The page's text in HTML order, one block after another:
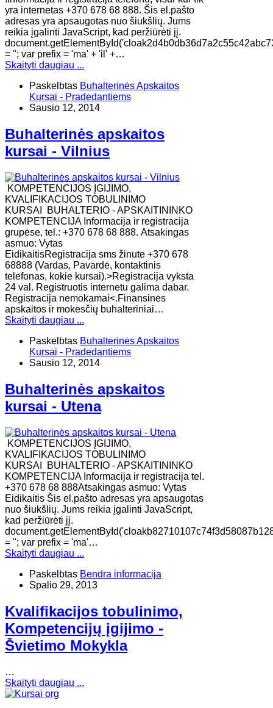
yra internetas +370 678 68 888. Šis el.pašto
adresas yra apsaugotas nuo šiukšlių. Jums
reikia įgalinti JavaScript, kad peržiūrėti jį.
= ''; var prefix = 'ma' + 'il' +…
Skaityti daugiau ...
Paskelbtas Buhalterinės Apskaitos
Kursai - Pradedantiems
Sausio 12, 2014
Buhalterinės apskaitos
kursai - Vilnius
KOMPETENCIJOS ĮGIJIMO,
KVALIFIKACIJOS TOBULINIMO
KURSAI BUHALTERIO - APSKAITININKO
KOMPETENCIJA Informacija ir registracija
grupėse, tel.: +370 678 68 888. Atsakingas
asmuo: Vytas
EidikaitisRegistracija sms žinute +370 678
68888 (Vardas, Pavardė, kontaktinis
telefonas, kokie kursai).>Registracija vyksta
24 val. Registruotis internetu galima dabar.
Registracija nemokamai<.Finansinės
apskaitos ir mokesčių buhalteriniai…
Skaityti daugiau ...
Paskelbtas Buhalterinės Apskaitos
Kursai - Pradedantiems
Sausio 12, 2014
Buhalterinės apskaitos
kursai - Utena
KOMPETENCIJOS ĮGIJIMO,
KVALIFIKACIJOS TOBULINIMO
KURSAI BUHALTERIO - APSKAITININKO
KOMPETENCIJA Informacija ir registracija tel.
+370 678 68 888Atsakingas asmuo: Vytas
Eidikaitis Šis el.pašto adresas yra apsaugotas
nuo šiukšlių. Jums reikia įgalinti JavaScript,
kad peržiūrėti jį.
= ''; var prefix = 'ma'…
Skaityti daugiau ...
Paskelbtas Bendra informacija
Spalio 29, 2013
Kvalifikacijos tobulinimo,
Kompetencijų įgijimo -
Švietimo Mokykla
…
Skaityti daugiau ...